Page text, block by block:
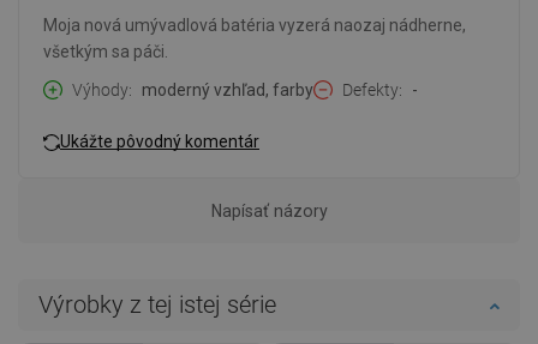
Moja nová umývadlová batéria vyzerá naozaj nádherne,
všetkým sa páči.
Výhody
moderný vzhľad, farby Defekty -
Ukážte pôvodný komentár
Napísať názory
Výrobky z tej istej série